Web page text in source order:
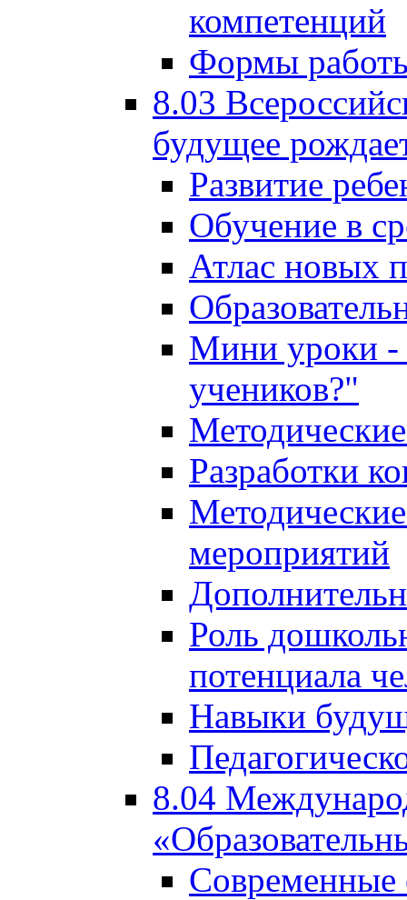
компетенций
Формы
8.03
будущее
Развитие
Обучение в
Атлас новых
Мини уроки -
учеников?"
Разработки
мероприятий
Роль
потенциала
Навыки
8.04
Современные